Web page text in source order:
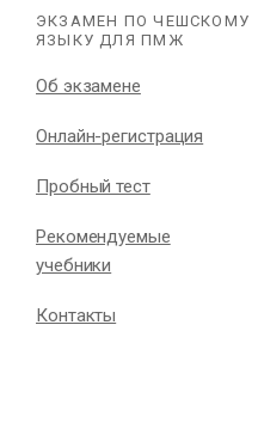
ЭКЗАМЕН ПО ЧЕШСКОМУ
ЯЗЫКУ ДЛЯ ПМЖ
Об экзамене
Онлайн-регистрация
Пробный тест
Рекомендуемые
учебники
Контакты